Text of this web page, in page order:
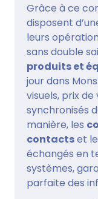
Grâce à ce
disposent
leurs
sans double
produits et
jour dans
visuels, prix
synchronisés
manière, les
contactset
échangés en
systèmes,
parfaite des